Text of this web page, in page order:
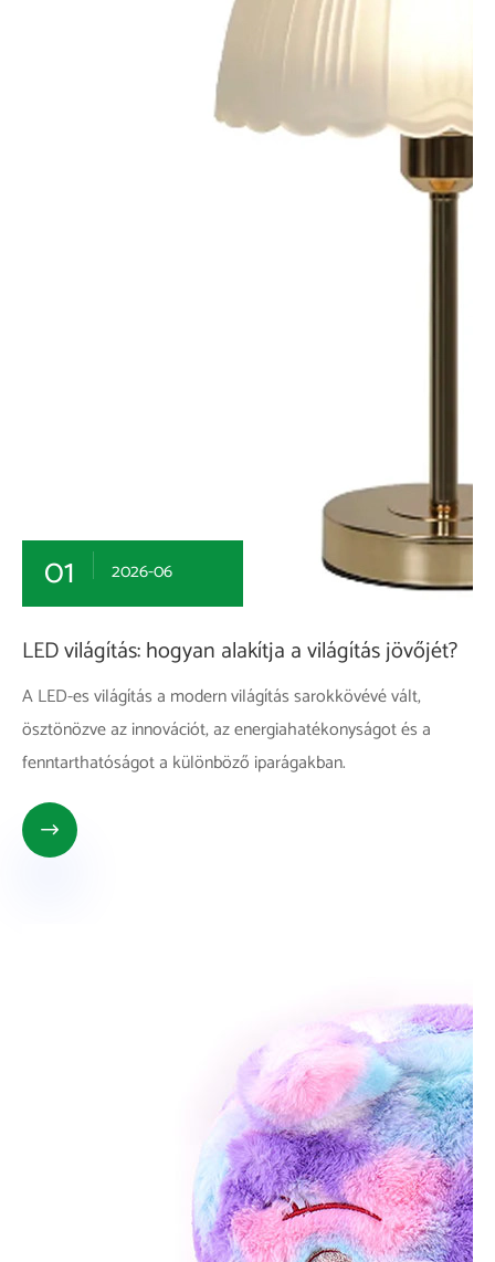
01 2026-06
LED világítás: hogyan alakítja a világítás jövőjét?
A LED-es világítás a modern világítás sarokkövévé vált,
ösztönözve az innovációt, az energiahatékonyságot és a
fenntarthatóságot a különböző iparágakban.
